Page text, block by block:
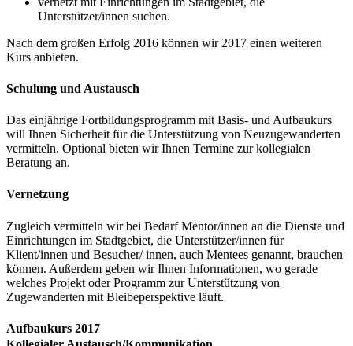
Unterstützer/innen suchen.
Nach dem großen Erfolg 2016 können wir 2017 einen weiteren
Kurs anbieten.
Schulung und Austausch
Das einjährige Fortbildungsprogramm mit Basis- und Aufbaukurs
will Ihnen Sicherheit für die Unterstützung von Neuzugewanderten
vermitteln. Optional bieten wir Ihnen Termine zur kollegialen
Beratung an.
Vernetzung
Zugleich vermitteln wir bei Bedarf Mentor/innen an die Dienste und
Einrichtungen im Stadtgebiet, die Unterstützer/innen für
Klient/innen und Besucher/ innen, auch Mentees genannt, brauchen
können. Außerdem geben wir Ihnen Informationen, wo gerade
welches Projekt oder Programm zur Unterstützung von
Zugewanderten mit Bleibeperspektive läuft.
Aufbaukurs 2017